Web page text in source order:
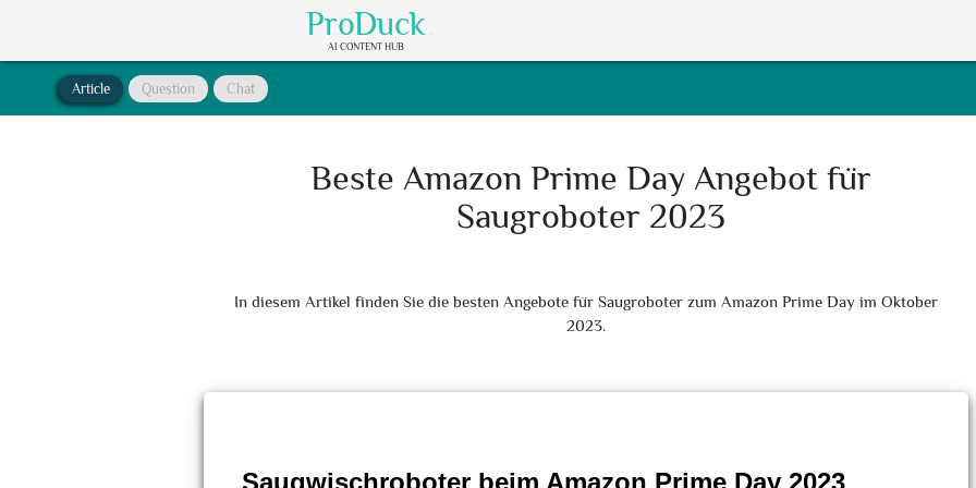
ProDuck
AI CONTENT HUB
Article Question Chat
Beste Amazon Prime Day Angebot für
Saugroboter 2023
In diesem Artikel finden Sie die besten Angebote für Saugroboter zum Amazon Prime Day im Oktober
2023.
Saugwischroboter beim Amazon Prime Day 2023